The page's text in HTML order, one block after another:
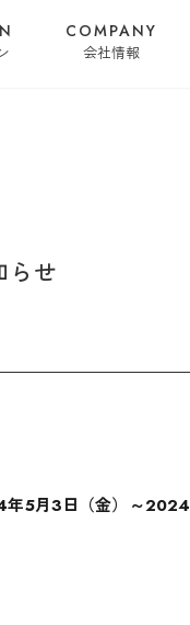
COMPANY
会社情報
らせ
年5月3日（金）～2024